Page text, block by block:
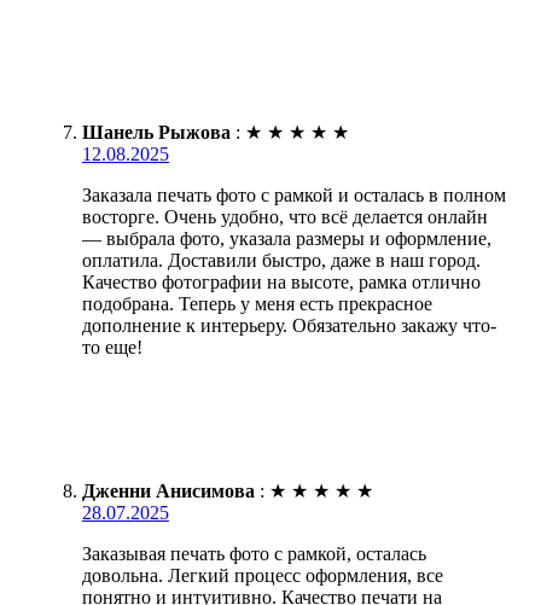
Шанель Рыжова : ★ ★ ★ ★ ★
12.08.2025
Заказала печать фото с рамкой и осталась в полном
восторге. Очень удобно, что всё делается онлайн
— выбрала фото, указала размеры и оформление,
оплатила. Доставили быстро, даже в наш город.
Качество фотографии на высоте, рамка отлично
подобрана. Теперь у меня есть прекрасное
дополнение к интерьеру. Обязательно закажу что-
то еще!
Дженни Анисимова : ★ ★ ★ ★ ★
28.07.2025
Заказывая печать фото с рамкой, осталась
довольна. Легкий процесс оформления, все
понятно и интуитивно. Качество печати на